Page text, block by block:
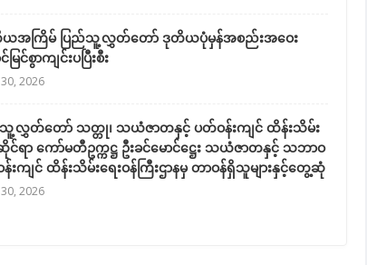
အကြိမ် ပြည်သူ့လွှတ်တော် ဒုတိယပုံမှန်အစည်းအဝေး
ြင်စွာကျင်းပပြီးစီး
2026
သူ့လွှတ်တော် သတ္တု၊ သယံဇာတနှင့် ပတ်ဝန်းကျင် ထိန်းသိမ်း
င်ရာ ကော်မတီဥက္ကဋ္ဌ ဦးခင်မောင်ဋ္ဌေး သယံဇာတနှင့် သဘာဝ
းကျင် ထိန်းသိမ်းရေးဝန်ကြီးဌာနမှ တာဝန်ရှိသူများနှင့်တွေ့ဆုံ
2026